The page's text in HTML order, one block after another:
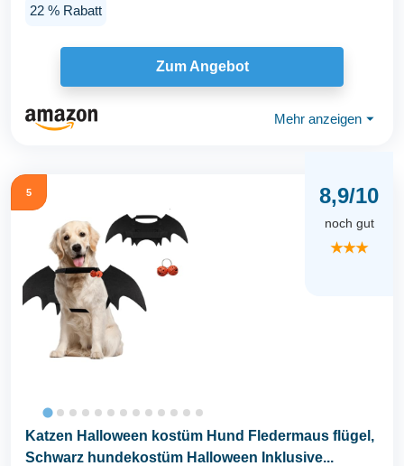
22 % Rabatt
Zum Angebot
Mehr anzeigen ⏷
5 8,9/10
noch gut
★★★
Katzen Halloween kostüm Hund Fledermaus flügel,
Schwarz hundekostüm Halloween Inklusive...